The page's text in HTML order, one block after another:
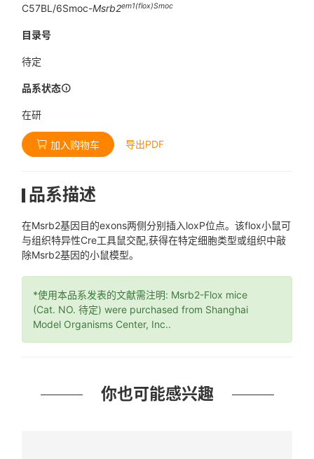
C57BL/6Smoc-Msrb2em1(flox)Smoc
目录号
待定
品系状态
在研
加入购物车 导出PDF
品系描述
在Msrb2基因目的exons两侧分别插入loxP位点。该flox小鼠可
与组织特异性Cre工具鼠交配,获得在特定细胞类型或组织中敲
除Msrb2基因的小鼠模型。
*使用本品系发表的文献需注明: Msrb2-Flox mice
(Cat. NO. 待定) were purchased from Shanghai
Model Organisms Center, Inc..
你也可能感兴趣